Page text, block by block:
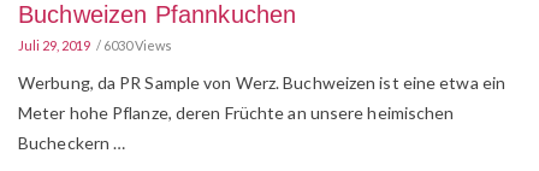
Buchweizen Pfannkuchen
Juli 29, 2019 6030 Views
Werbung, da PR Sample von Werz. Buchweizen ist eine etwa ein
Meter hohe Pflanze, deren Früchte an unsere heimischen
Bucheckern …